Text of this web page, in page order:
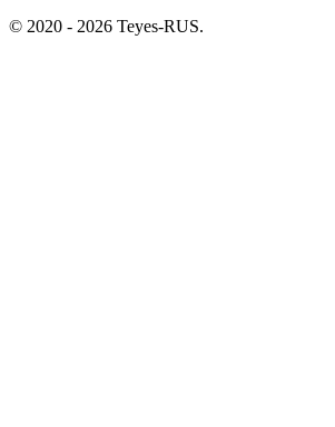
© 2020 - 2026 Teyes-RUS.